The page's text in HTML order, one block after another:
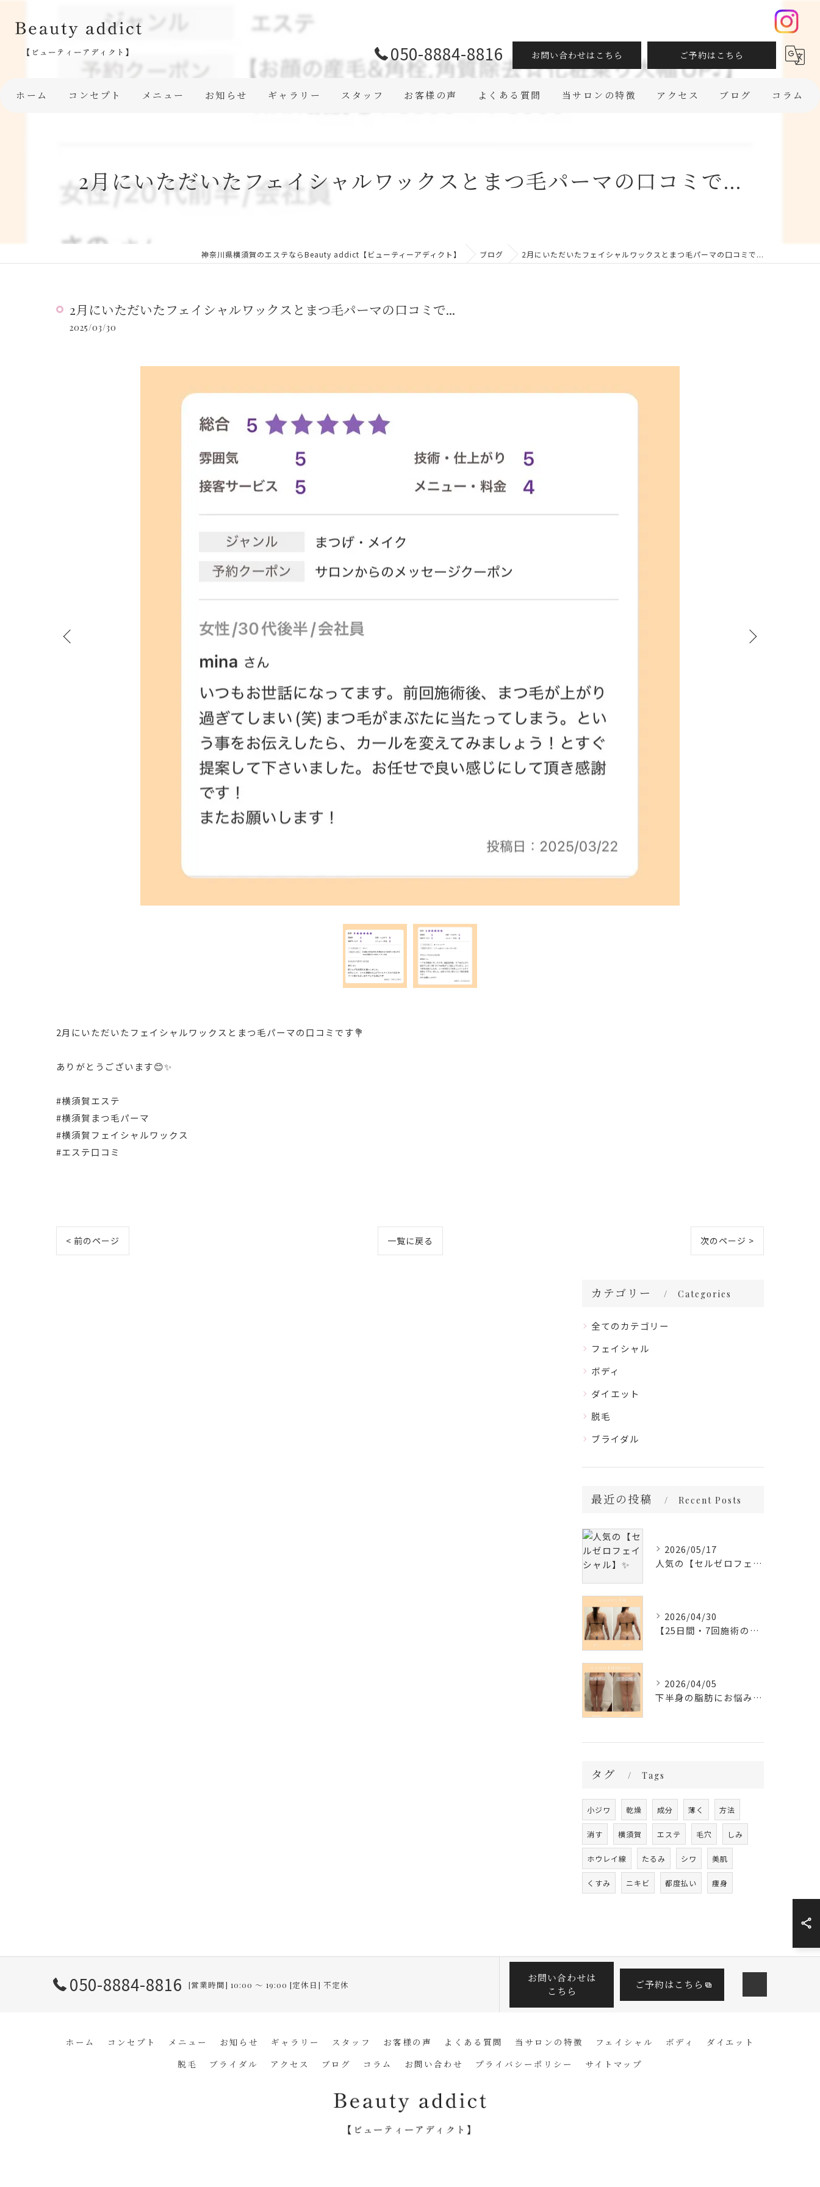
050-8884-8816 お問い合わせはこちら ご予約はこちら
ホーム コンセプト メニュー お知らせ ギャラリー スタッフ お客様の声 よくある質問 当サロンの特徴
ブライダル
アクセス ブログ コラム
2月にいただいたフェイシャルワックスとまつ毛パーマの口コミで...
神奈川県横須賀のエステならBeauty addict【ビューティーアディクト】 ブログ 2月にいただいたフェイシャルワックスとまつ毛パーマの口コミで...
2月にいただいたフェイシャルワックスとまつ毛パーマの口コミで...
2025/03/30
2月にいただいたフェイシャルワックスとまつ毛パーマの口コミです💐
ありがとうございます😊✨
#横須賀エステ
#横須賀まつ毛パーマ
#横須賀フェイシャルワックス
#エステ口コミ
< 前のページ 一覧に戻る 次のページ >
カテゴリー Categories
全てのカテゴリー
フェイシャル
ボディ
ダイエット
脱毛
ブライダル
最近の投稿 Recent Posts
2026/05/17
人気の【セルゼロフェイシャル】✨
2026/04/30
【25日間・7回施術の変化✨】
2026/04/05
下半身の脂肪にお悩みの方必見❣️
タグ Tags
小ジワ 乾燥 成分 薄く 方法
消す 横須賀 エステ 毛穴 しみ
ホウレイ線 たるみ シワ 美肌
くすみ ニキビ 都度払い 痩身
050-8884-8816 [営業時間] 10:00 ～ 19:00 [定休日] 不定休
お問い合わせは
こちら
ご予約はこちら
ホーム コンセプト メニュー お知らせ ギャラリー スタッフ お客様の声 よくある質問 当サロンの特徴 フェイシャル ボディ
ダイエット
脱毛
ブライダル アクセス ブログ コラム お問い合わせ プライバシーポリシー サイトマップ